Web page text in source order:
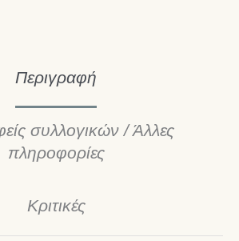
Περιγραφή
συλλογικών / Άλλες
πληροφορίες
Κριτικές